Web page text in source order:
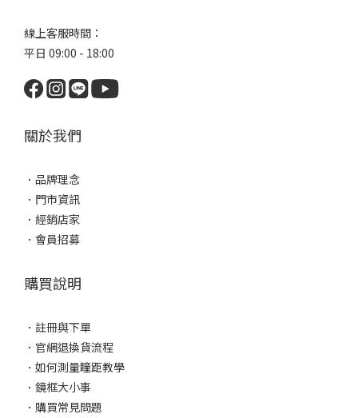
線上客服時間：
平日 09:00 - 18:00
關於我們
． 品牌理念
． 門市資訊
． 經銷店家
． 會員招募
購買說明
． 註冊與下單
． 官網退換貨流程
． 如何測量瞳距教學
． 鏡框大小事
． 購買常見問題